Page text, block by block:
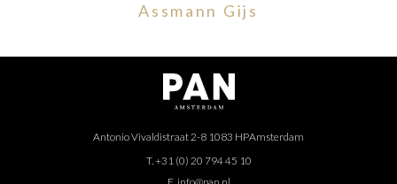
Assmann Gijs
Antonio Vivaldistraat 2-8 1083 HPAmsterdam
T. +31 (0) 20 794 45 10